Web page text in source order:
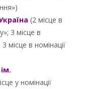
(2 місце в
3 місце в
місце в номінації
у номінації